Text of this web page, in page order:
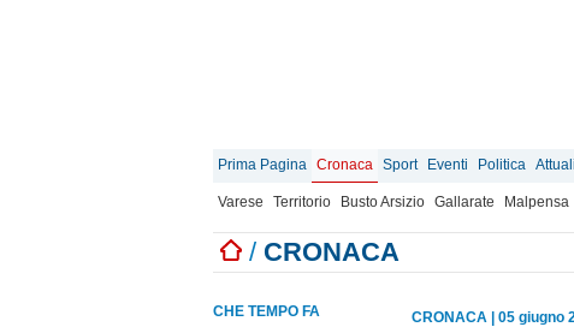
Prima Pagina Cronaca Sport Eventi Politica
Varese Territorio Busto Arsizio Gallarate Malpensa
/ CRONACA
CHE TEMPO FA CRONACA 05 giugno